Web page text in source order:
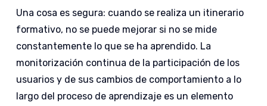
Una cosa es segura: cuando se realiza un itinerario
formativo, no se puede mejorar si no se mide
constantemente lo que se ha aprendido. La
monitorización continua de la participación de los
usuarios y de sus cambios de comportamiento a lo
largo del proceso de aprendizaje es un elemento